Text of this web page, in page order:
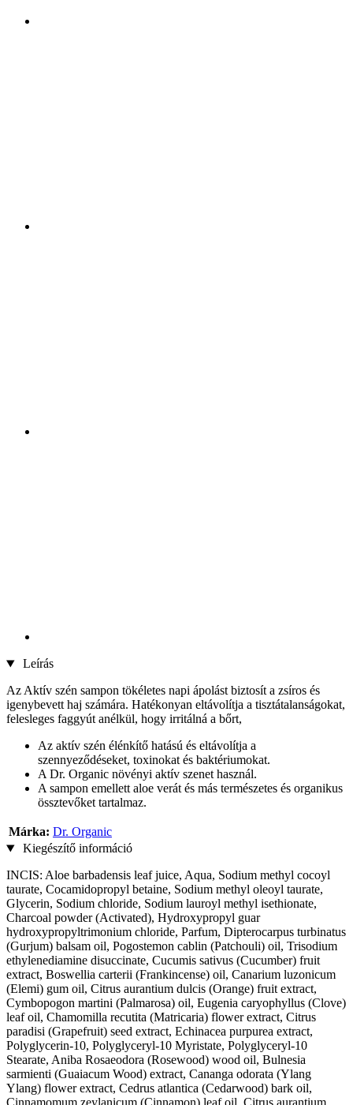
Leírás
Az Aktív szén sampon tökéletes napi ápolást biztosít a zsíros és
igenybevett haj számára. Hatékonyan eltávolítja a tisztátalanságokat,
felesleges faggyút anélkül, hogy irritálná a bőrt,
Az aktív szén élénkítő hatású és eltávolítja a
szennyeződéseket, toxinokat és baktériumokat.
A Dr. Organic növényi aktív szenet használ.
A sampon emellett aloe verát és más természetes és organikus
össztevőket tartalmaz.
Márka: Dr. Organic
Kiegészítő információ
INCIS: Aloe barbadensis leaf juice, Aqua, Sodium methyl cocoyl
taurate, Cocamidopropyl betaine, Sodium methyl oleoyl taurate,
Glycerin, Sodium chloride, Sodium lauroyl methyl isethionate,
Charcoal powder (Activated), Hydroxypropyl guar
hydroxypropyltrimonium chloride, Parfum, Dipterocarpus turbinatus
(Gurjum) balsam oil, Pogostemon cablin (Patchouli) oil, Trisodium
ethylenediamine disuccinate, Cucumis sativus (Cucumber) fruit
extract, Boswellia carterii (Frankincense) oil, Canarium luzonicum
(Elemi) gum oil, Citrus aurantium dulcis (Orange) fruit extract,
Cymbopogon martini (Palmarosa) oil, Eugenia caryophyllus (Clove)
leaf oil, Chamomilla recutita (Matricaria) flower extract, Citrus
paradisi (Grapefruit) seed extract, Echinacea purpurea extract,
Polyglycerin-10, Polyglyceryl-10 Myristate, Polyglyceryl-10
Stearate, Aniba Rosaeodora (Rosewood) wood oil, Bulnesia
sarmienti (Guaiacum Wood) extract, Cananga odorata (Ylang
Ylang) flower extract, Cedrus atlantica (Cedarwood) bark oil,